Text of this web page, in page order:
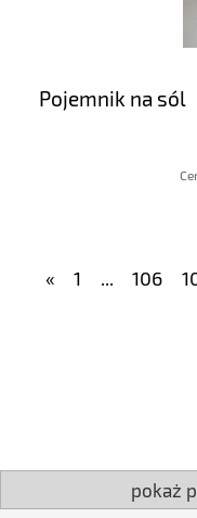
Pojemnik na sól
« 1 ... 106
pokaż